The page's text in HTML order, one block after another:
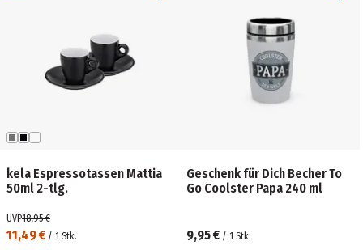
kela Espressotassen Mattia
50ml 2-tlg.
11,49 € / 1 Stk.
UVP18,95 €
Geschenk für Dich Becher To
Go Coolster Papa 240 ml
9,95 € / 1 Stk.